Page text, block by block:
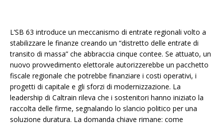
L’SB 63 introduce un meccanismo di entrate regionali volto a
stabilizzare le finanze creando un “distretto delle entrate di
transito di massa” che abbraccia cinque contee. Se attuato, un
nuovo provvedimento elettorale autorizzerebbe un pacchetto
fiscale regionale che potrebbe finanziare i costi operativi, i
progetti di capitale e gli sforzi di modernizzazione. La
leadership di Caltrain rileva che i sostenitori hanno iniziato la
raccolta delle firme, segnalando lo slancio politico per una
soluzione duratura. La domanda chiave rimane: come